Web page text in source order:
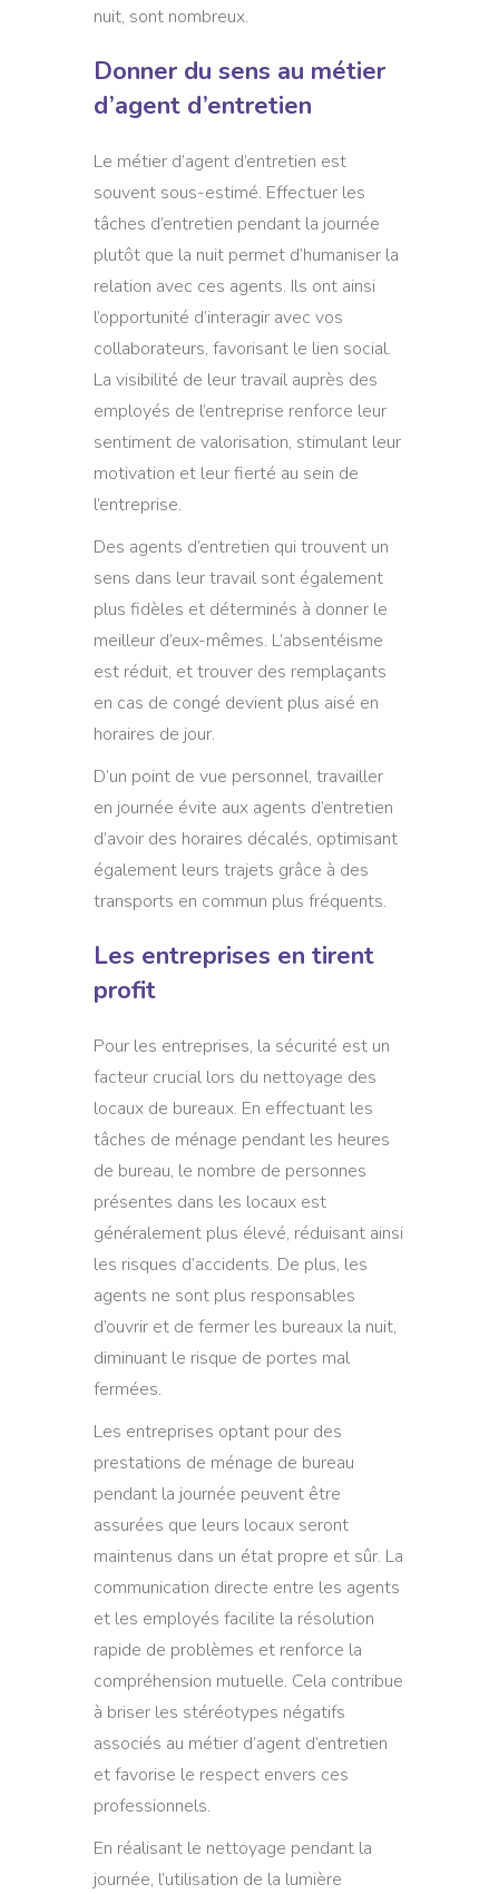
nuit, sont nombreux.
Donner du sens au métier
d’agent d’entretien
Le métier d’agent d’entretien est
souvent sous-estimé. Effectuer les
tâches d’entretien pendant la journée
plutôt que la nuit permet d’humaniser la
relation avec ces agents. Ils ont ainsi
l’opportunité d’interagir avec vos
collaborateurs, favorisant le lien social.
La visibilité de leur travail auprès des
employés de l’entreprise renforce leur
sentiment de valorisation, stimulant leur
motivation et leur fierté au sein de
l’entreprise.
Des agents d’entretien qui trouvent un
sens dans leur travail sont également
plus fidèles et déterminés à donner le
meilleur d’eux-mêmes. L’absentéisme
est réduit, et trouver des remplaçants
en cas de congé devient plus aisé en
horaires de jour.
D’un point de vue personnel, travailler
en journée évite aux agents d’entretien
d’avoir des horaires décalés, optimisant
également leurs trajets grâce à des
transports en commun plus fréquents.
Les entreprises en tirent
profit
Pour les entreprises, la sécurité est un
facteur crucial lors du nettoyage des
locaux de bureaux. En effectuant les
tâches de ménage pendant les heures
de bureau, le nombre de personnes
présentes dans les locaux est
généralement plus élevé, réduisant ainsi
les risques d’accidents. De plus, les
agents ne sont plus responsables
d’ouvrir et de fermer les bureaux la nuit,
diminuant le risque de portes mal
fermées.
Les entreprises optant pour des
prestations de ménage de bureau
pendant la journée peuvent être
assurées que leurs locaux seront
maintenus dans un état propre et sûr. La
communication directe entre les agents
et les employés facilite la résolution
rapide de problèmes et renforce la
compréhension mutuelle. Cela contribue
à briser les stéréotypes négatifs
associés au métier d’agent d’entretien
et favorise le respect envers ces
professionnels.
En réalisant le nettoyage pendant la
journée, l’utilisation de la lumière